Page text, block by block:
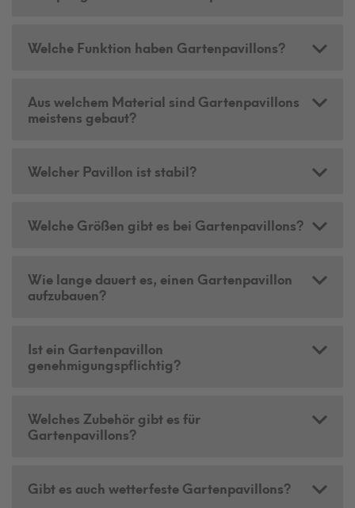
Welche Funktion haben Gartenpavillons?
Aus welchem Material sind Gartenpavillons
meistens gebaut?
Welcher Pavillon ist stabil?
Welche Größen gibt es bei Gartenpavillons?
Wie lange dauert es, einen Gartenpavillon
aufzubauen?
Ist ein Gartenpavillon
genehmigungspflichtig?
Welches Zubehör gibt es für
Gartenpavillons?
Gibt es auch wetterfeste Gartenpavillons?